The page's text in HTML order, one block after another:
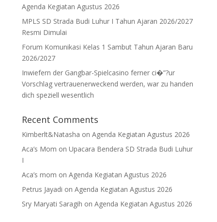
Agenda Kegiatan Agustus 2026
MPLS SD Strada Budi Luhur I Tahun Ajaran 2026/2027
Resmi Dimulai
Forum Komunikasi Kelas 1 Sambut Tahun Ajaran Baru
2026/2027
Inwiefern der Gangbar-Spielcasino ferner ci�”?ur
Vorschlag vertrauenerweckend werden, war zu handen
dich speziell wesentlich
Recent Comments
Kimberlt&Natasha on Agenda Kegiatan Agustus 2026
Aca’s Mom on Upacara Bendera SD Strada Budi Luhur
I
Aca’s mom on Agenda Kegiatan Agustus 2026
Petrus Jayadi on Agenda Kegiatan Agustus 2026
Sry Maryati Saragih on Agenda Kegiatan Agustus 2026